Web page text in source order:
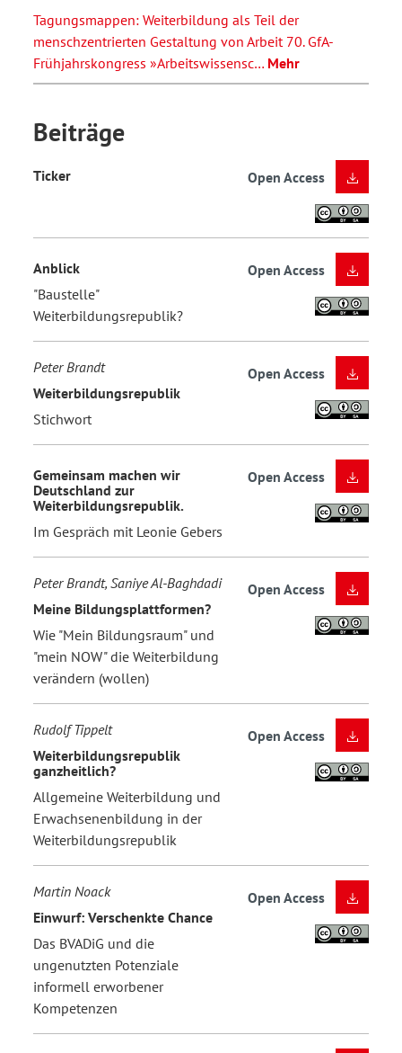
Tagungsmappen: Weiterbildung als Teil der
menschzentrierten Gestaltung von Arbeit 70. GfA-
Frühjahrskongress »Arbeitswissensc… Mehr
Beiträge
Ticker Open Access
Anblick
"Baustelle"
Weiterbildungsrepublik?
Open Access
Peter Brandt
Weiterbildungsrepublik
Stichwort
Open Access
Gemeinsam machen wir
Deutschland zur
Weiterbildungsrepublik.
Im Gespräch mit Leonie Gebers
Open Access
Peter Brandt, Saniye Al-Baghdadi
Meine Bildungsplattformen?
Wie "Mein Bildungsraum" und
"mein NOW" die Weiterbildung
verändern (wollen)
Open Access
Rudolf Tippelt
Weiterbildungsrepublik
ganzheitlich?
Allgemeine Weiterbildung und
Erwachsenenbildung in der
Weiterbildungsrepublik
Open Access
Martin Noack
Einwurf: Verschenkte Chance
Das BVADiG und die
ungenutzten Potenziale
informell erworbener
Kompetenzen
Open Access